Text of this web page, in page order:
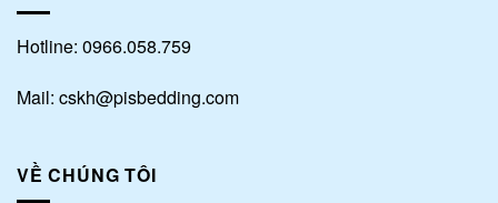
Hotline: 0966.058.759
Mail: cskh@pisbedding.com
VỀ CHÚNG TÔI